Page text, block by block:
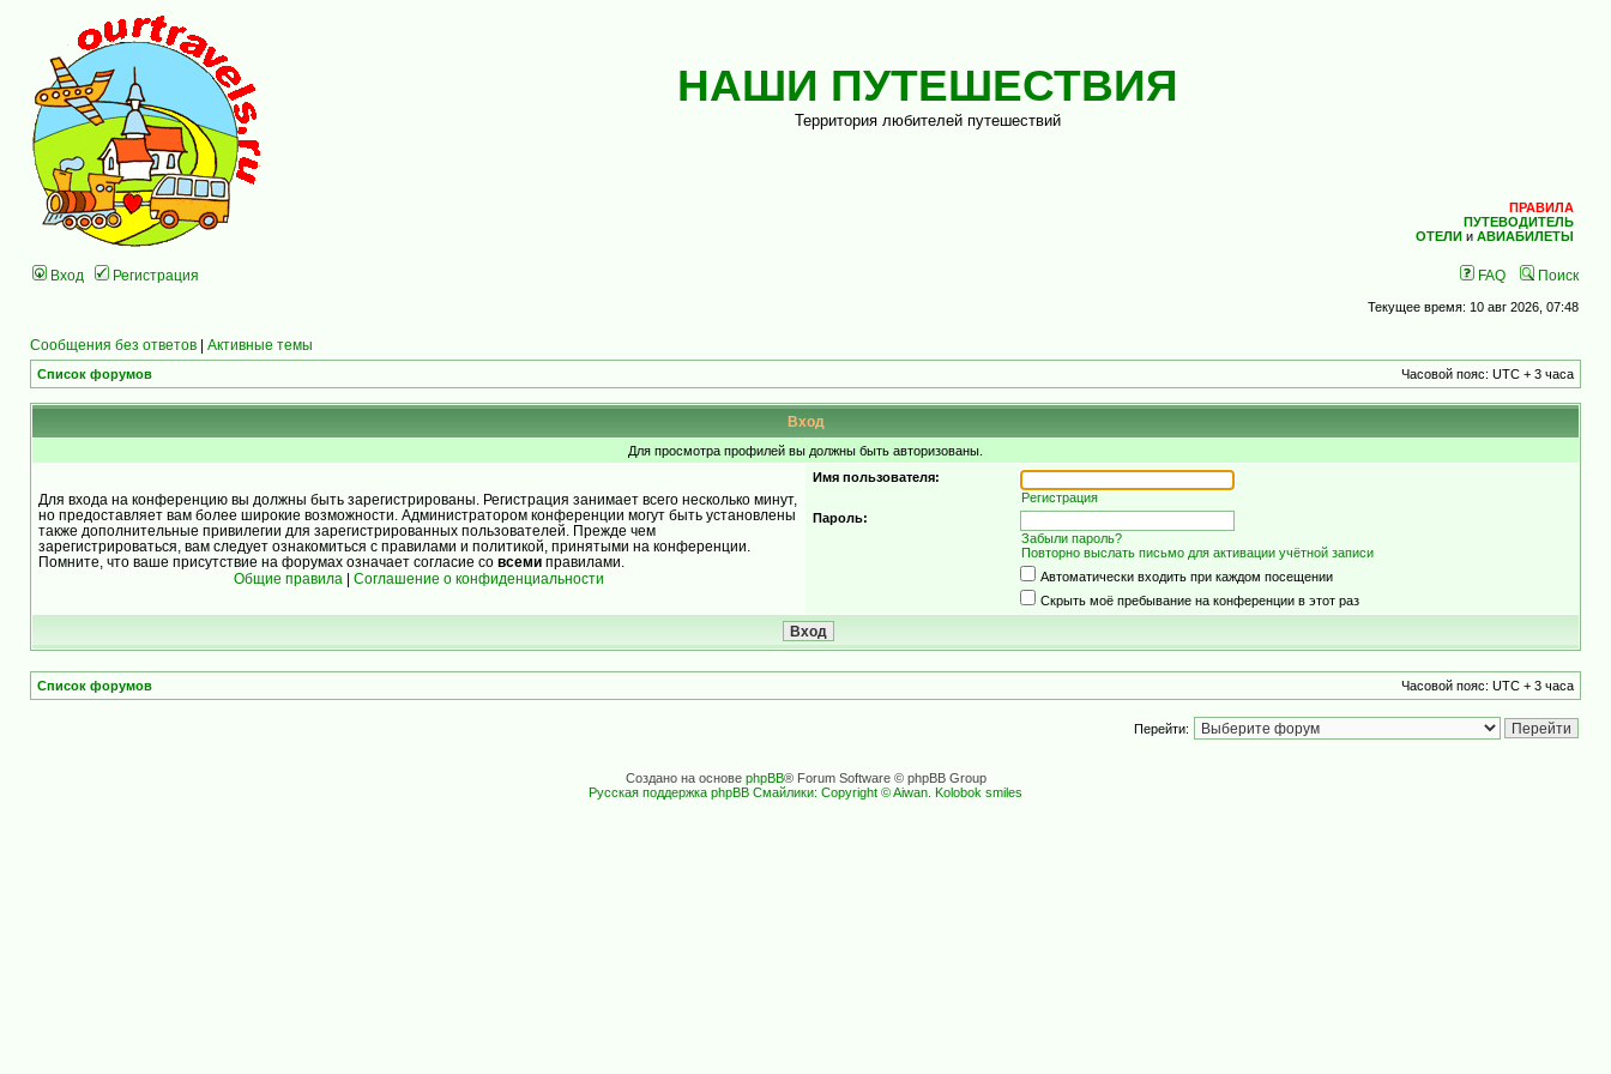
НАШИ ПУТЕШЕСТВИЯ
Территория любителей путешествий
ПРАВИЛА
ПУТЕВОДИТЕЛЬ
ОТЕЛИ и АВИАБИЛЕТЫ
Вход Регистрация FAQ Поиск
Текущее время: 10 авг 2026, 07:48
Сообщения без ответов | Активные темы
Список форумов Часовой пояс: UTC + 3 часа
Вход
Для просмотра профилей вы должны быть авторизованы.
Для входа на конференцию вы должны быть зарегистрированы. Регистрация занимает всего несколько минут,
но предоставляет вам более широкие возможности. Администратором конференции могут быть установлены
также дополнительные привилегии для зарегистрированных пользователей. Прежде чем
зарегистрироваться, вам следует ознакомиться с правилами и политикой, принятыми на конференции.
Помните, что ваше присутствие на форумах означает согласие со всеми правилами.
Общие правила | Соглашение о конфиденциальности
Имя пользователя:
Регистрация
Пароль:
Забыли пароль?
Повторно выслать письмо для активации учётной записи
Автоматически входить при каждом посещении
Скрыть моё пребывание на конференции в этот раз
Список форумов Часовой пояс: UTC + 3 часа
Перейти:
Создано на основе phpBB® Forum Software © phpBB Group
Русская поддержка phpBB Смайлики: Copyright © Aiwan. Kolobok smiles